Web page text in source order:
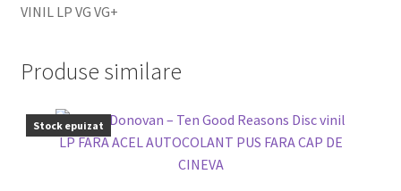
VINIL LP VG VG+
Produse similare
Stock epuizat